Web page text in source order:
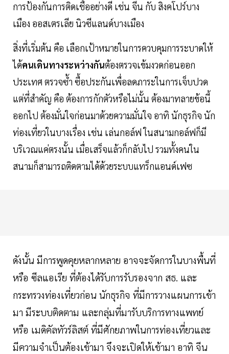
การป้องกันการติดเชื้ออย่างดี เช่น จีน กับ สิงคโปร์บาง
เมือง ออสเตรเลีย นิวซีแลนด์บางเมือง
สิ่งที่เริ่มต้น คือ เลือกเป้าหมายในการควบคุมการระบาดให้
ได้คนเดินทางระหว่างกันต้องตรวจเข้มงวดก่อนออก
ประเทศ ตรวจซ้ำ ซื้อประกันเพื่อลดภาระในการเจ็บปวด
แต่ที่สำคัญ คือ ต้องการกักตัวหรือไม่นั้น ต้องมาทลายข้อนี้
ออกไป ต้องมั่นใจก่อนมาด้วยความมั่นใจ อาทิ นักธุรกิจ นัก
ท่องเที่ยวในบางเรื่อง เช่น เล่นกอล์ฟ ในสนามกอล์ฟก็มี
บริเวณแค่ตรงนั้น เมื่อเสร็จแล้วก็กลับไป รวมทั้งคนใน
สนามก็สามารถติดตามได้ด้วยระบบแทร็กแอนด์เฟซ
ดังนั้น มีการพูดคุยหลากหลาย อาจจะจัดการในบางพื้นที่
หรือ ซีลแอเรีย ที่ต้องได้รับการรับรองจาก สธ. และ
กระทรวงท่องเที่ยวก่อน นักธุรกิจ ที่มีการวางแผนการเข้า
มา มีระบบติดตาม และกลุ่มที่มารับบริการทางแพทย์
หรือ เมดิคัลทัวร์ลิสต์ ที่มีศักยภาพในการท่องเที่ยวและ
มีความจำเป็นต้องเข้ามา จึงจะเปิดให้เข้ามา อาทิ จีน